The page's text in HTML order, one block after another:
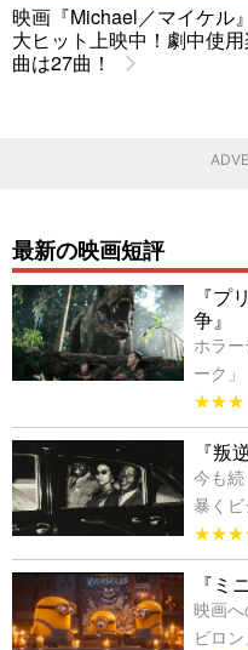
映画『Michael／マイケル』
大ヒット上映中！劇中使
曲は27曲！
最新の映画短評
『
争』
ホラ
ーク」
★★★
『叛
今も
暴く
『ミ
映画
ビロ